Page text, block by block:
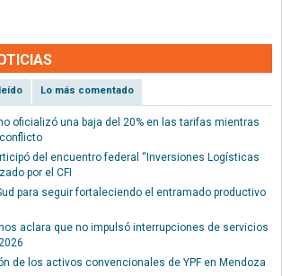
Lo más comentado
oficializó una baja del 20% en las tarifas mientras
del encuentro federal “Inversiones Logísticas
por el CFI
para seguir fortaleciendo el entramado productivo
aclara que no impulsó interrupciones de servicios
de los activos convencionales de YPF en Mendoza